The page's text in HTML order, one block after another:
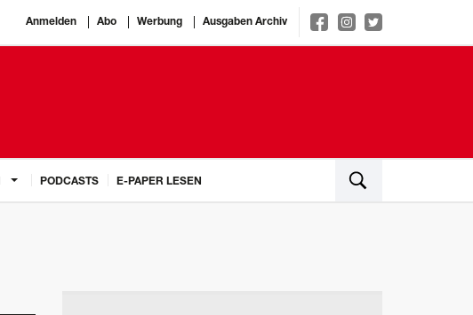
Anmelden Abo Werbung Ausgaben Archiv
PODCASTS E-PAPER LESEN